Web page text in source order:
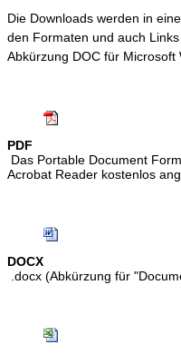
Die Downloads werden in
den Formaten und auch
Abkürzung DOC für Microsoft
PDF
Das Portable Document
Acrobat Reader kostenlos
DOCX
.docx (Abkürzung für